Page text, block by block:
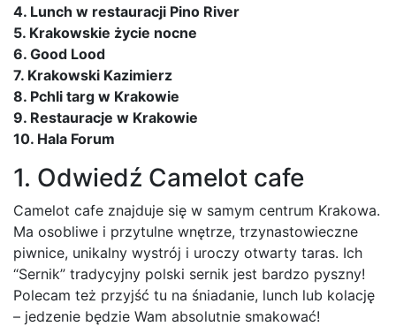
4. Lunch w restauracji Pino River
5. Krakowskie życie nocne
6. Good Lood
7. Krakowski Kazimierz
8. Pchli targ w Krakowie
9. Restauracje w Krakowie
10. Hala Forum
1. Odwiedź Camelot cafe
Camelot cafe znajduje się w samym centrum Krakowa.
Ma osobliwe i przytulne wnętrze, trzynastowieczne
piwnice, unikalny wystrój i uroczy otwarty taras. Ich
“Sernik” tradycyjny polski sernik jest bardzo pyszny!
Polecam też przyjść tu na śniadanie, lunch lub kolację
– jedzenie będzie Wam absolutnie smakować!